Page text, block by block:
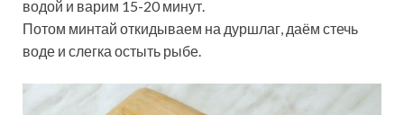
водой и варим 15-20 минут.
Потом минтай откидываем на дуршлаг, даём стечь
воде и слегка остыть рыбе.